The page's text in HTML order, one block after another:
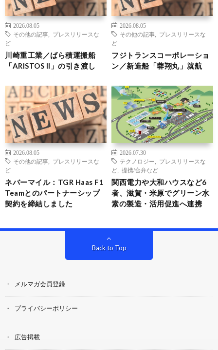
2026.08.05
その他の記事
プレスリリースな
ど
川崎重工業／ばら積運搬船
「ARISTOS II」の引き渡し
2026.08.05
その他の記事
プレスリリースな
ど
フジトランスコーポレーショ
ン／新造船「蓉翔丸」就航
2026.08.05
その他の記事
プレスリリースな
ど
ネバーマイル：TGR Haas F1
Teamとのパートナーシップ
契約を締結しました
2026.07.30
テクノロジー
プレスリリースな
ど
提携/合弁など
関西電力や大和ハウスなど6
者、滋賀・米原でグリーン水
素の製造・活用促進へ連携
Back to Top
メルマガ会員登録
プライバシーポリシー
広告掲載